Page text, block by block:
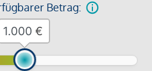
Betrag:
€